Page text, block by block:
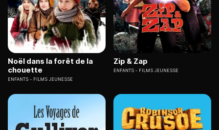
Noël dans la forêt de la
chouette
ENFANTS FILMS JEUNESSE
Zip & Zap
ENFANTS FILMS JEUNESSE